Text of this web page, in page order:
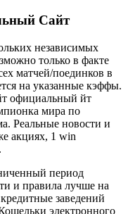
Сайт
независимых
только в факте
матчей/поединков в
на указанные кэффы.
официальный йт
мира по
Реальные новости и
акциях, 1 win
период
и правила лучше на
заведений
электронного